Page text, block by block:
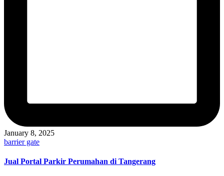
January 8, 2025
Posted
barrier gate
Jual Portal Parkir Perumahan di Tangerang